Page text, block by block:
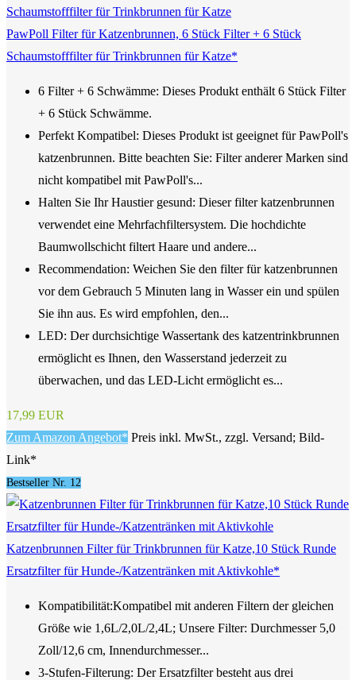
PawPoll Filter für Katzenbrunnen, 6 Stück Filter + 6 Stück
Schaumstofffilter für Trinkbrunnen für Katze*
6 Filter + 6 Schwämme: Dieses Produkt enthält 6 Stück Filter
+ 6 Stück Schwämme.
Perfekt Kompatibel: Dieses Produkt ist geeignet für PawPoll's
katzenbrunnen. Bitte beachten Sie: Filter anderer Marken sind
nicht kompatibel mit PawPoll's...
Halten Sie Ihr Haustier gesund: Dieser filter katzenbrunnen
verwendet eine Mehrfachfiltersystem. Die hochdichte
Baumwollschicht filtert Haare und andere...
Recommendation: Weichen Sie den filter für katzenbrunnen
vor dem Gebrauch 5 Minuten lang in Wasser ein und spülen
Sie ihn aus. Es wird empfohlen, den...
LED: Der durchsichtige Wassertank des katzentrinkbrunnen
ermöglicht es Ihnen, den Wasserstand jederzeit zu
überwachen, und das LED-Licht ermöglicht es...
17,99 EUR
Zum Amazon Angebot* Preis inkl. MwSt., zzgl. Versand; Bild-
Link*
Bestseller Nr. 12
Katzenbrunnen Filter für Trinkbrunnen für Katze,10 Stück Runde
Ersatzfilter für Hunde-/Katzentränken mit Aktivkohle*
Kompatibilität:Kompatibel mit anderen Filtern der gleichen
Größe wie 1,6L/2,0L/2,4L; Unsere Filter: Durchmesser 5,0
Zoll/12,6 cm, Innendurchmesser...
3-Stufen-Filterung: Der Ersatzfilter besteht aus drei